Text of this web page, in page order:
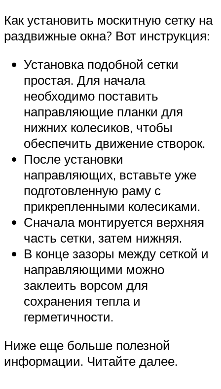
Как установить москитную сетку на
раздвижные окна? Вот инструкция:
Установка подобной сетки
простая. Для начала
необходимо поставить
направляющие планки для
нижних колесиков, чтобы
обеспечить движение створок.
После установки
направляющих, вставьте уже
подготовленную раму с
прикрепленными колесиками.
Сначала монтируется верхняя
часть сетки, затем нижняя.
В конце зазоры между сеткой и
направляющими можно
заклеить ворсом для
сохранения тепла и
герметичности.
Ниже еще больше полезной
информации. Читайте далее.